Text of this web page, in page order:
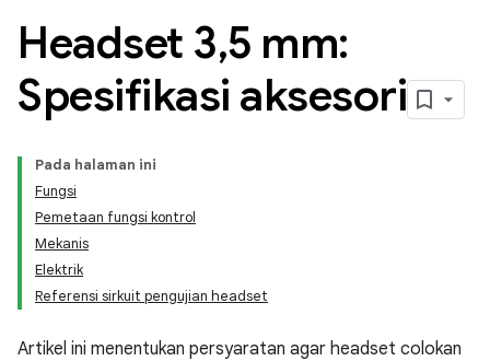
Headset 3,5 mm:
Spesifikasi aksesori
Pada halaman ini
Fungsi
Pemetaan fungsi kontrol
Mekanis
Elektrik
Referensi sirkuit pengujian headset
Artikel ini menentukan persyaratan agar headset colokan